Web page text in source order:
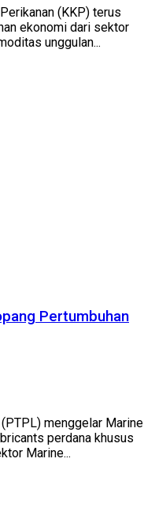
(KKP) terus
ekonomi dari sektor
unggulan...
Pertumbuhan
menggelar Marine
perdana khusus
Marine...